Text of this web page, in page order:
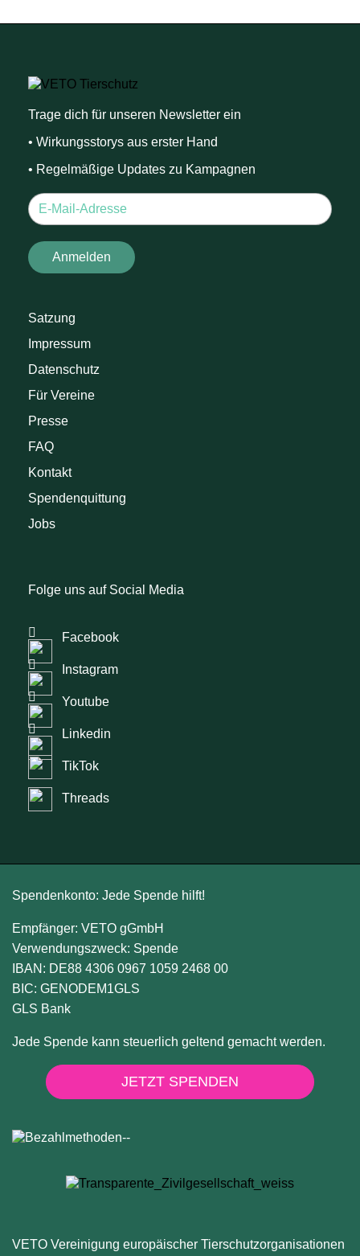
Trage dich für unseren Newsletter ein
• Wirkungsstorys aus erster Hand
• Regelmäßige Updates zu Kampagnen
Satzung
Impressum
Datenschutz
Für Vereine
Presse
FAQ
Kontakt
Spendenquittung
Jobs
Folge uns auf Social Media
Facebook
Instagram
Youtube
Linkedin
TikTok
Threads
Spendenkonto: Jede Spende hilft!
Empfänger: VETO gGmbH
Verwendungszweck: Spende
IBAN: DE88 4306 0967 1059 2468 00
BIC: GENODEM1GLS
GLS Bank
Jede Spende kann steuerlich geltend gemacht werden.
JETZT SPENDEN
VETO Vereinigung europäischer Tierschutzorganisationen